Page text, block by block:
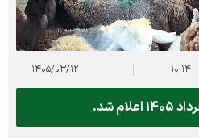
۱۰:۱۴ ۱۴۰۵/۰۳/۱۲